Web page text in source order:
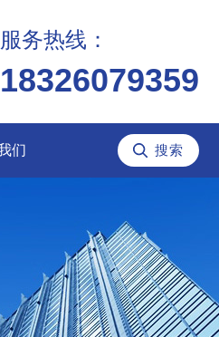
服务热线：
18326079359
们